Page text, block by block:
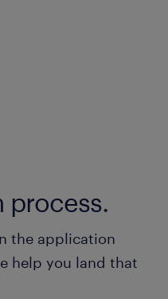
les pièces
process.
the application
help you land that